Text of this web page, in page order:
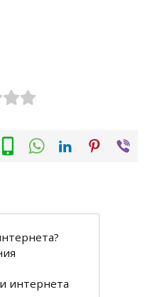
интернета